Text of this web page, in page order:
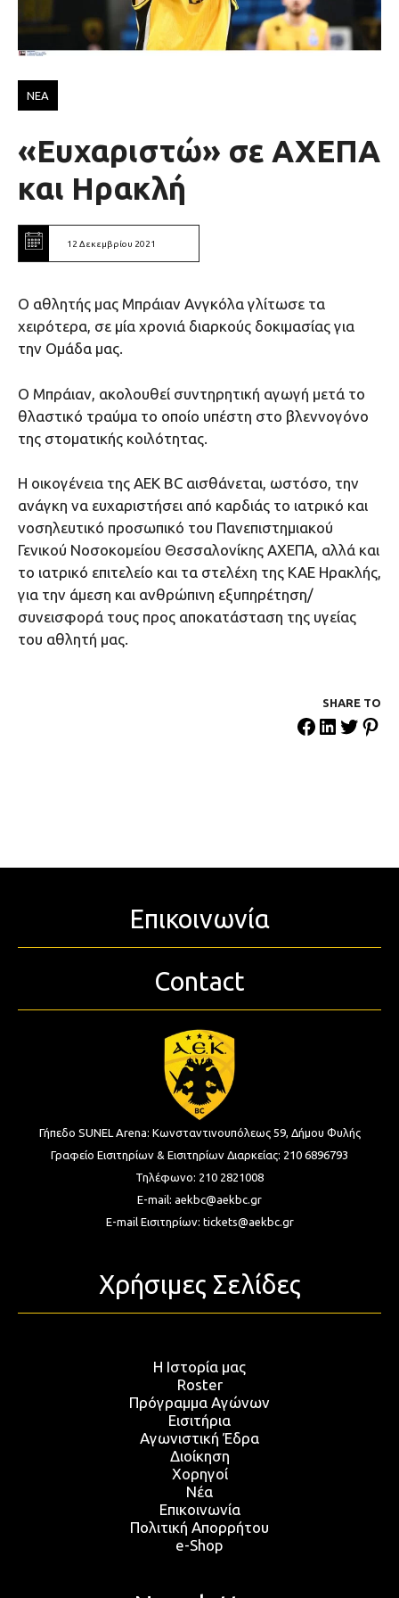
ΝΕΑ
«Ευχαριστώ» σε ΑΧΕΠΑ
και Ηρακλή
12 Δεκεμβρίου 2021
Ο αθλητής μας Μπράιαν Ανγκόλα γλίτωσε τα
χειρότερα, σε μία χρονιά διαρκούς δοκιμασίας για
την Ομάδα μας.
Ο Μπράιαν, ακολουθεί συντηρητική αγωγή μετά το
θλαστικό τραύμα το οποίο υπέστη στο βλεννογόνο
της στοματικής κοιλότητας.
Η οικογένεια της ΑΕΚ ΒC αισθάνεται, ωστόσο, την
ανάγκη να ευχαριστήσει από καρδιάς το ιατρικό και
νοσηλευτικό προσωπικό του Πανεπιστημιακού
Γενικού Νοσοκομείου Θεσσαλονίκης ΑΧΕΠΑ, αλλά και
το ιατρικό επιτελείο και τα στελέχη της ΚΑΕ Ηρακλής,
για την άμεση και ανθρώπινη εξυπηρέτηση/
συνεισφορά τους προς αποκατάσταση της υγείας
του αθλητή μας.
SHARE ΤΟ
Επικοινωνία
Contact
Γήπεδο SUNEL Arena: Κωνσταντινουπόλεως 59, Δήμου Φυλής
Γραφείο Εισιτηρίων & Εισιτηρίων Διαρκείας: 210 6896793
Τηλέφωνο: 210 2821008
E-mail: aekbc@aekbc.gr
E-mail Εισιτηρίων: tickets@aekbc.gr
Χρήσιμες Σελίδες
Η Ιστορία μας
Roster
Πρόγραμμα Αγώνων
Εισιτήρια
Αγωνιστική Έδρα
Διοίκηση
Χορηγοί
Νέα
Επικοινωνία
Πολιτική Απορρήτου
e-Shop